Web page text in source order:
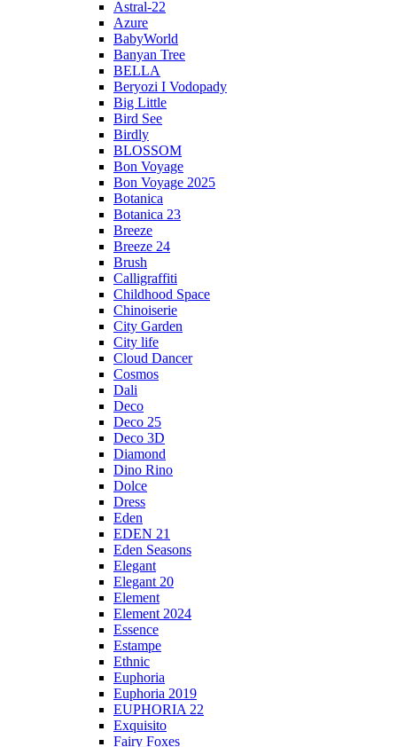
Astral-22
Azure
BabyWorld
Banyan Tree
BELLA
Beryozi I Vodopady
Big Little
Bird See
Birdly
BLOSSOM
Bon Voyage
Bon Voyage 2025
Botanica
Botanica 23
Breeze
Breeze 24
Brush
Calligraffiti
Childhood Space
Chinoiserie
City Garden
City life
Cloud Dancer
Cosmos
Dali
Deco
Deco 25
Deco 3D
Diamond
Dino Rino
Dolce
Dress
Eden
EDEN 21
Eden Seasons
Elegant
Elegant 20
Element
Element 2024
Essence
Estampe
Ethnic
Euphoria
Euphoria 2019
EUPHORIA 22
Exquisito
Fairy Foxes